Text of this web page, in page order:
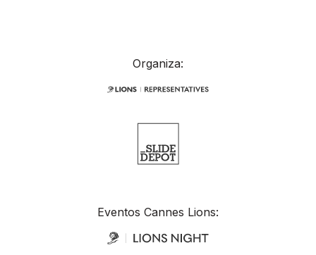
Organiza:
Eventos Cannes Lions: